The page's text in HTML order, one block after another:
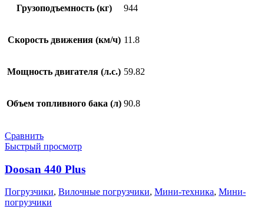
Грузоподъемность (кг) 944
Скорость движения (км/ч) 11.8
Мощность двигателя (л.с.) 59.82
Объем топливного бака (л) 90.8
Сравнить
Быстрый просмотр
Doosan 440 Plus
Погрузчики, Вилочные погрузчики, Мини-техника, Мини-
погрузчики